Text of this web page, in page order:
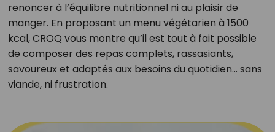
renoncer à l’équilibre nutritionnel ni au plaisir de
manger. En proposant un menu végétarien à 1500
kcal, CROQ vous montre qu’il est tout à fait possible
de composer des repas complets, rassasiants,
savoureux et adaptés aux besoins du quotidien… sans
viande, ni frustration.